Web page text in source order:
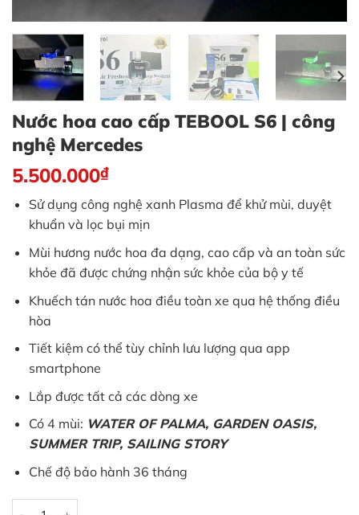
Nước hoa cao cấp TEBOOL S6 | công
nghệ Mercedes
5.500.000₫
Sử dụng công nghệ xanh Plasma để khử mùi, duyệt
khuẩn và lọc bụi mịn
Mùi hương nước hoa đa dạng, cao cấp và an toàn sức
khỏe đã được chứng nhận sức khỏe của bộ y tế
Khuếch tán nước hoa điều toàn xe qua hệ thống điều
hòa
Tiết kiệm có thể tùy chỉnh lưu lượng qua app
smartphone
Lắp được tất cả các dòng xe
Có 4 mùi: WATER OF PALMA, GARDEN OASIS,
SUMMER TRIP, SAILING STORY
Chế độ bảo hành 36 tháng
Nước hoa cao cấp TEBOOL S6 | công nghệ Mercedes số lượng